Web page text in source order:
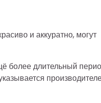
и аккуратно, могут
более длительный